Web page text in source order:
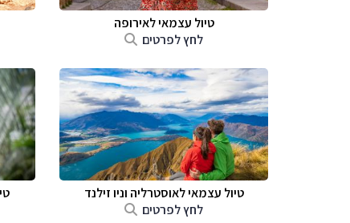
טיול עצמאי לאירופה
לחץ לפרטים
טיול עצמאי לאוסטרליה וניו זילנד
לחץ לפרטים